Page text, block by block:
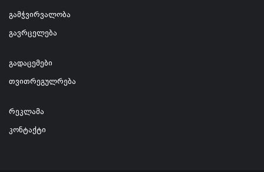
გამჭვირვალობა
გავრცელება
გადაცემები
თვითრეგულრება
რეკლამა
კონტაქტი